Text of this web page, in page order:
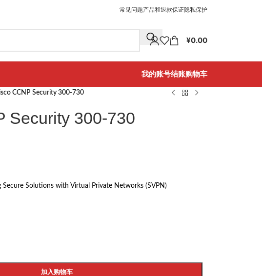
常见问题产品和退款保证隐私保护
¥0.00
我的账号结账购物车
CCNP Security 300-730
Security 300-730
Secure Solutions with Virtual Private Networks (SVPN)
加入购物车